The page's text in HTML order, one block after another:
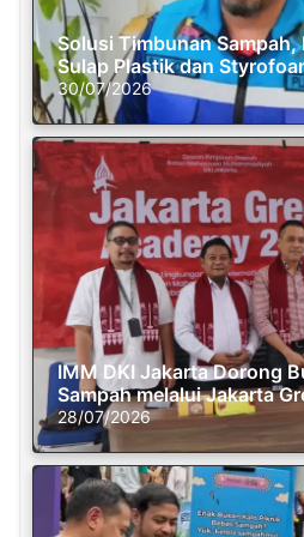
Solusi Timbunan Sampah,
Sulap Plastik dan
30/07/2026
IMM DKI Jakarta Dorong
Sampah melalui Jakarta
28/07/2026